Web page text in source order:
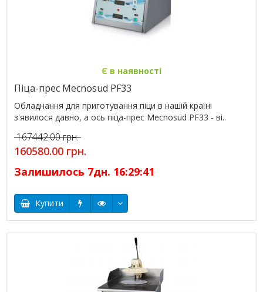
Є в наявності
Піца-прес Mecnosud PF33
Обладнання для приготування піци в нашій країні
з'явилося давно, а ось піца-прес Mecnosud PF33 - ві..
167442.00 грн.
160580.00 грн.
Залишилось 7дн. 16:29:40
Купити